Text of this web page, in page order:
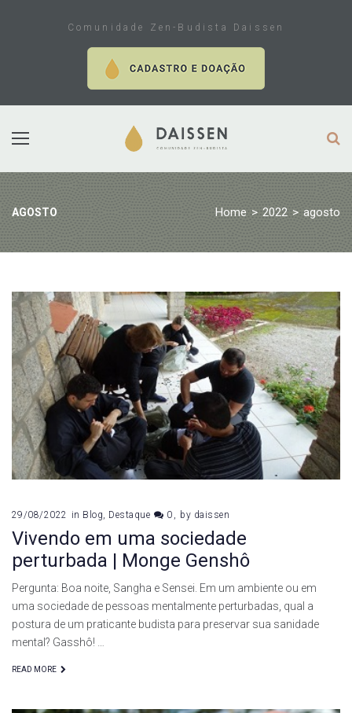
Comunidade Zen-Budista Daissen
AGOSTO Home > 2022 > agosto
Mês:
agosto
2022
29/08/2022 in Blog Destaque 0 by daissen
Vivendo em uma sociedade
perturbada | Monge Genshô
Pergunta: Boa noite, Sangha e Sensei. Em um ambiente ou em
uma sociedade de pessoas mentalmente perturbadas, qual a
postura de um praticante budista para preservar sua sanidade
mental? Gasshô! …
READ MORE